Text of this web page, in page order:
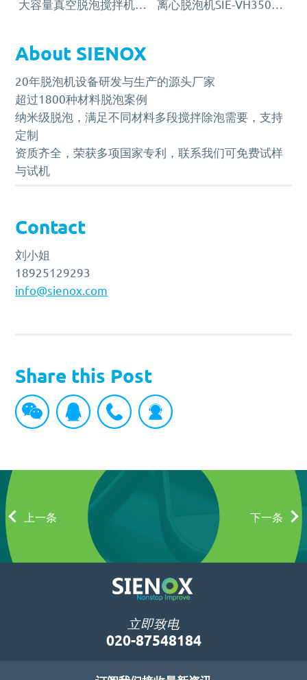
About SIENOX
20年脱泡机设备研发与生产的源头厂家
超过1800种材料脱泡案例
纳米级脱泡，满足不同材料多段搅拌除泡需要，支持
定制
资质齐全，荣获多项国家专利，联系我们可免费试样
与试机
Contact
刘小姐
18925129293
info@sienox.com
Share this Post
上一条 下一条
立即致电
020-87548184